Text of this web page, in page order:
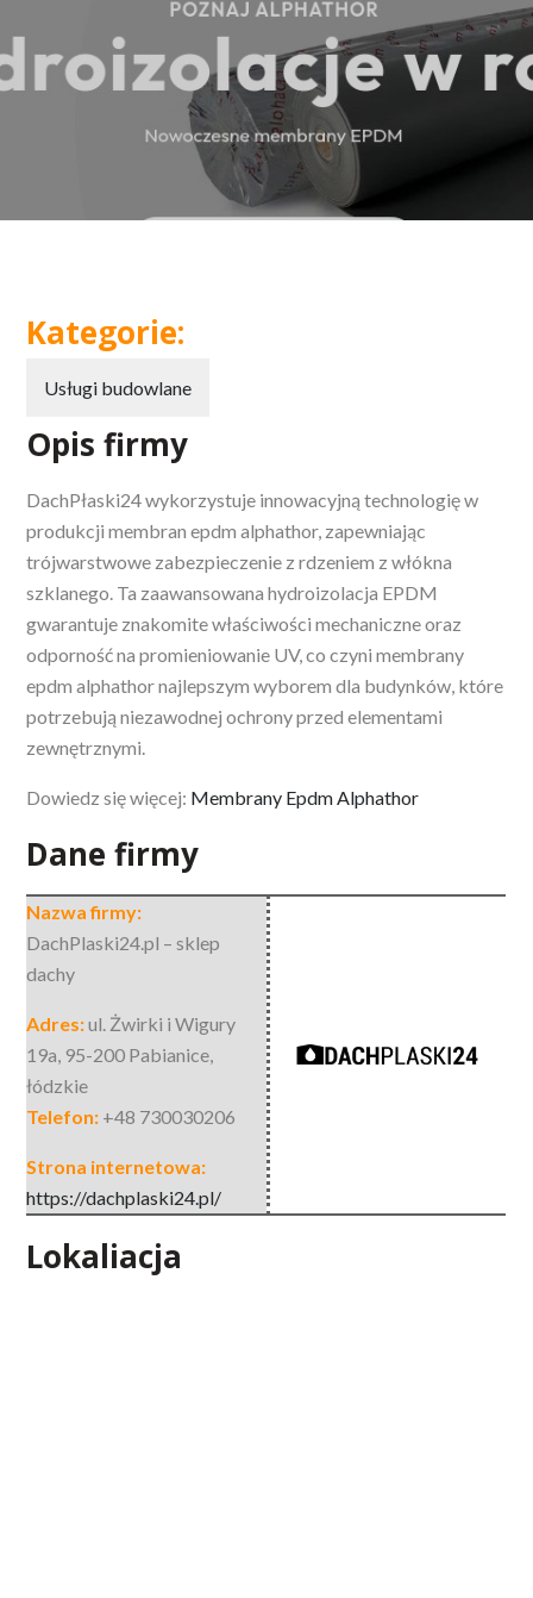
Kategorie:
Usługi budowlane
Opis firmy
DachPłaski24 wykorzystuje innowacyjną technologię w
produkcji membran epdm alphathor, zapewniając
trójwarstwowe zabezpieczenie z rdzeniem z włókna
szklanego. Ta zaawansowana hydroizolacja EPDM
gwarantuje znakomite właściwości mechaniczne oraz
odporność na promieniowanie UV, co czyni membrany
epdm alphathor najlepszym wyborem dla budynków, które
potrzebują niezawodnej ochrony przed elementami
zewnętrznymi.
Dowiedz się więcej: Membrany Epdm Alphathor
Dane firmy
Nazwa firmy:
DachPlaski24.pl – sklep
dachy
Adres:ul. Żwirki i Wigury
19a, 95-200 Pabianice,
łódzkie
Telefon: +48 730030206
Strona internetowa:
https://dachplaski24.pl/
Lokaliacja